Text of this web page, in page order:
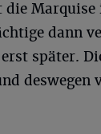
Marquise
dann
später.
deswegen